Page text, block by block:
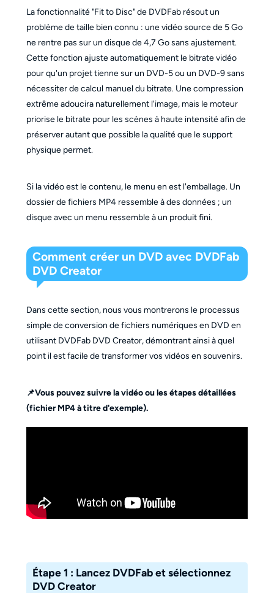
La fonctionnalité "Fit to Disc" de DVDFab résout un
problème de taille bien connu : une vidéo source de 5 Go
ne rentre pas sur un disque de 4,7 Go sans ajustement.
Cette fonction ajuste automatiquement le bitrate vidéo
pour qu'un projet tienne sur un DVD-5 ou un DVD-9 sans
nécessiter de calcul manuel du bitrate. Une compression
extrême adoucira naturellement l'image, mais le moteur
priorise le bitrate pour les scènes à haute intensité afin de
préserver autant que possible la qualité que le support
physique permet.
Si la vidéo est le contenu, le menu en est l'emballage. Un
dossier de fichiers MP4 ressemble à des données ; un
disque avec un menu ressemble à un produit fini.
Comment créer un DVD avec DVDFab
DVD Creator
Dans cette section, nous vous montrerons le processus
simple de conversion de fichiers numériques en DVD en
utilisant DVDFab DVD Creator, démontrant ainsi à quel
point il est facile de transformer vos vidéos en souvenirs.
📌Vous pouvez suivre la vidéo ou les étapes détaillées
(fichier MP4 à titre d'exemple).
Étape 1 : Lancez DVDFab et sélectionnez
DVD Creator